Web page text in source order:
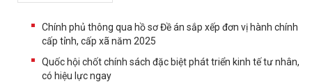
Chính phủ thông qua hồ sơ Đề án sắp xếp đơn vị hành chính
cấp tỉnh, cấp xã năm 2025
Quốc hội chốt chính sách đặc biệt phát triển kinh tế tư nhân,
có hiệu lực ngay